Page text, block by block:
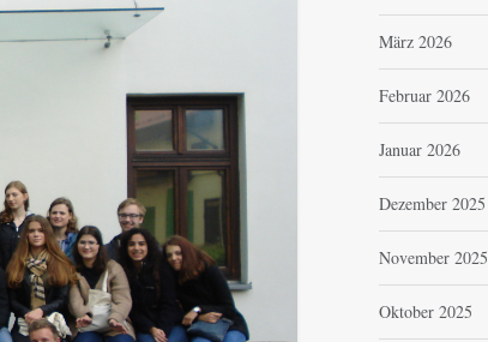
März 2026
Februar 2026
Januar 2026
Dezember 2025
November 2025
Oktober 2025